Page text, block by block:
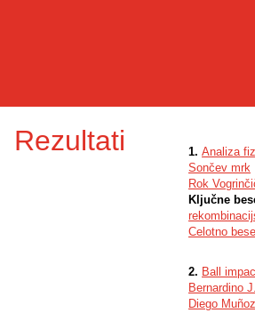
Rezultati 1. Analiza
Sončev mrk
Rok
Ključne
Celotno
2. Ball
Bernardino
Diego Muñoz